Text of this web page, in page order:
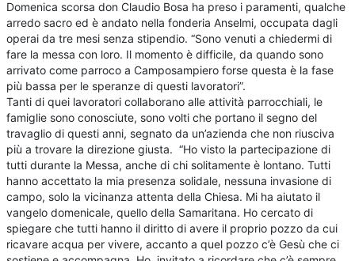
Domenica scorsa don Claudio Bosa ha preso i paramenti, qualche
arredo sacro ed è andato nella fonderia Anselmi, occupata dagli
operai da tre mesi senza stipendio. “Sono venuti a chiedermi di
fare la messa con loro. Il momento è difficile, da quando sono
arrivato come parroco a Camposampiero forse questa è la fase
più bassa per le speranze di questi lavoratori”.
Tanti di quei lavoratori collaborano alle attività parrocchiali, le
famiglie sono conosciute, sono volti che portano il segno del
travaglio di questi anni, segnato da un’azienda che non riusciva
più a trovare la direzione giusta. “Ho visto la partecipazione di
tutti durante la Messa, anche di chi solitamente è lontano. Tutti
hanno accettato la mia presenza solidale, nessuna invasione di
campo, solo la vicinanza attenta della Chiesa. Mi ha aiutato il
vangelo domenicale, quello della Samaritana. Ho cercato di
spiegare che tutti hanno il diritto di avere il proprio pozzo da cui
ricavare acqua per vivere, accanto a quel pozzo c’è Gesù che ci